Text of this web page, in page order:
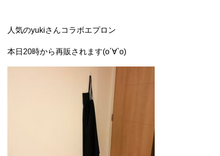
人気のyukiさんコラボエプロン
本日20時から再販されます(о´∀`о)